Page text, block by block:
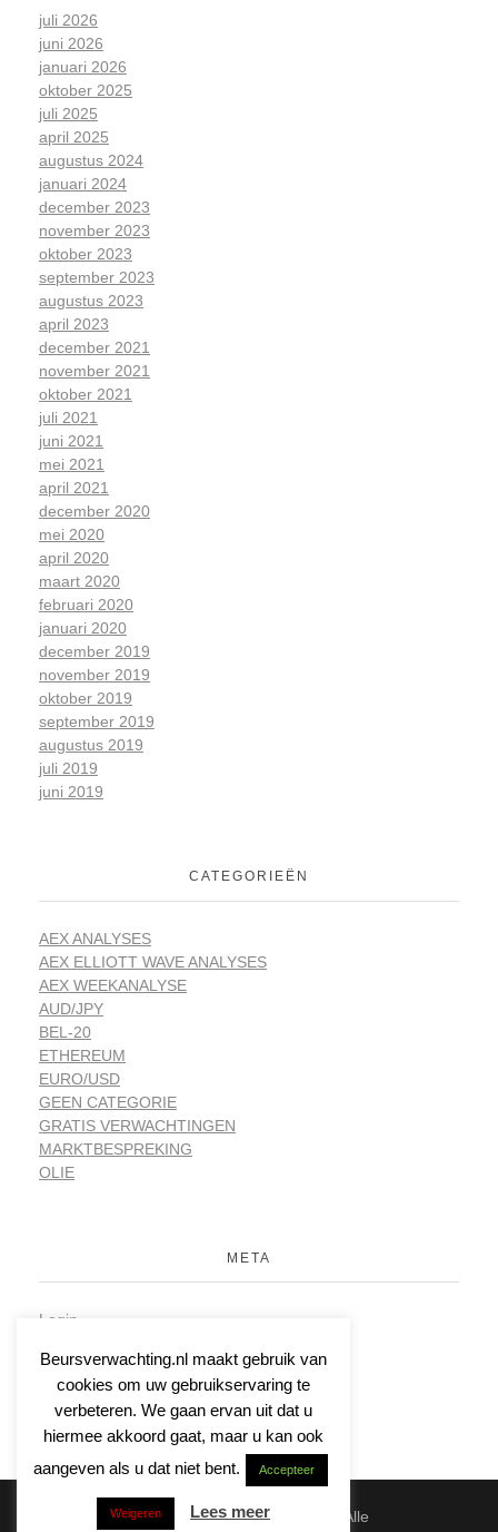
juli 2026
juni 2026
januari 2026
oktober 2025
juli 2025
april 2025
augustus 2024
januari 2024
december 2023
november 2023
oktober 2023
september 2023
augustus 2023
april 2023
december 2021
november 2021
oktober 2021
juli 2021
juni 2021
mei 2021
april 2021
december 2020
mei 2020
april 2020
maart 2020
februari 2020
januari 2020
december 2019
november 2019
oktober 2019
september 2019
augustus 2019
juli 2019
juni 2019
CATEGORIEËN
AEX ANALYSES
AEX ELLIOTT WAVE ANALYSES
AEX WEEKANALYSE
AUD/JPY
BEL-20
ETHEREUM
EURO/USD
GEEN CATEGORIE
GRATIS VERWACHTINGEN
MARKTBESPREKING
OLIE
META
Login
Reacties feed
WordPress.org
© 2026 | Beursverwachting.nl | Alle
Beursverwachting.nl maakt gebruik van
cookies om uw gebruikservaring te
verbeteren. We gaan ervan uit dat u
hiermee akkoord gaat, maar u kan ook
aangeven als u dat niet bent.
Accepteer
Weigeren Lees meer